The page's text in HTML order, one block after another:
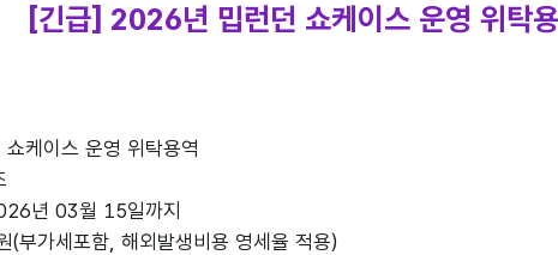
[긴급] 2026년 밉런던 쇼케이스 운영 위탁
케이스 운영 위탁용역
년 03월 15일까지
가세포함, 해외발생비용 영세율 적용)